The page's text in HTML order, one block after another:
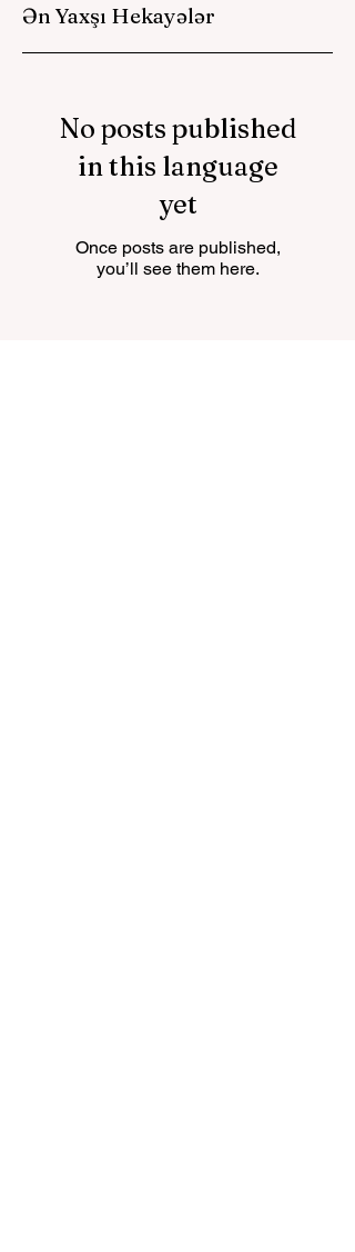
Principles (WEPs)-
iimzalayan ilk
Ən Yaxşı Hekayələr
No posts published
in this language
yet
Once posts are published,
you’ll see them here.